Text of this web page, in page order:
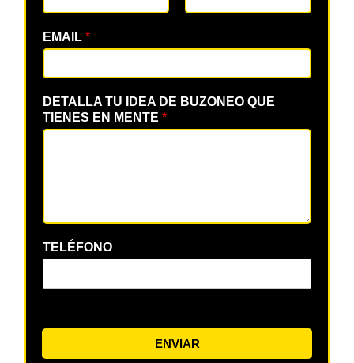
EMAIL *
DETALLA TU IDEA DE BUZONEO QUE
TIENES EN MENTE *
TELÉFONO
ENVIAR